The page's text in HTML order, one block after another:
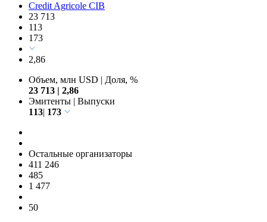
Credit Agricole CIB
23 713
113
173
2,86
Объем, млн USD
Доля, %
23 713
2,86
Эмитенты
Выпуски
113 173
Остальные организаторы
411 246
485
1 477
50